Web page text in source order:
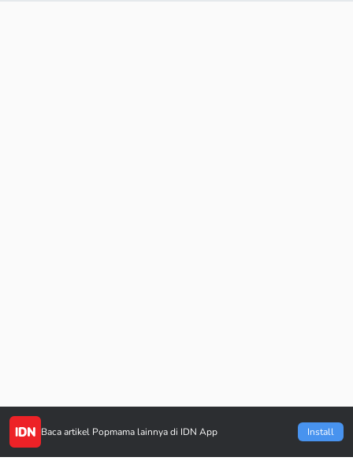
Baca artikel Popmama lainnya di IDN App Install